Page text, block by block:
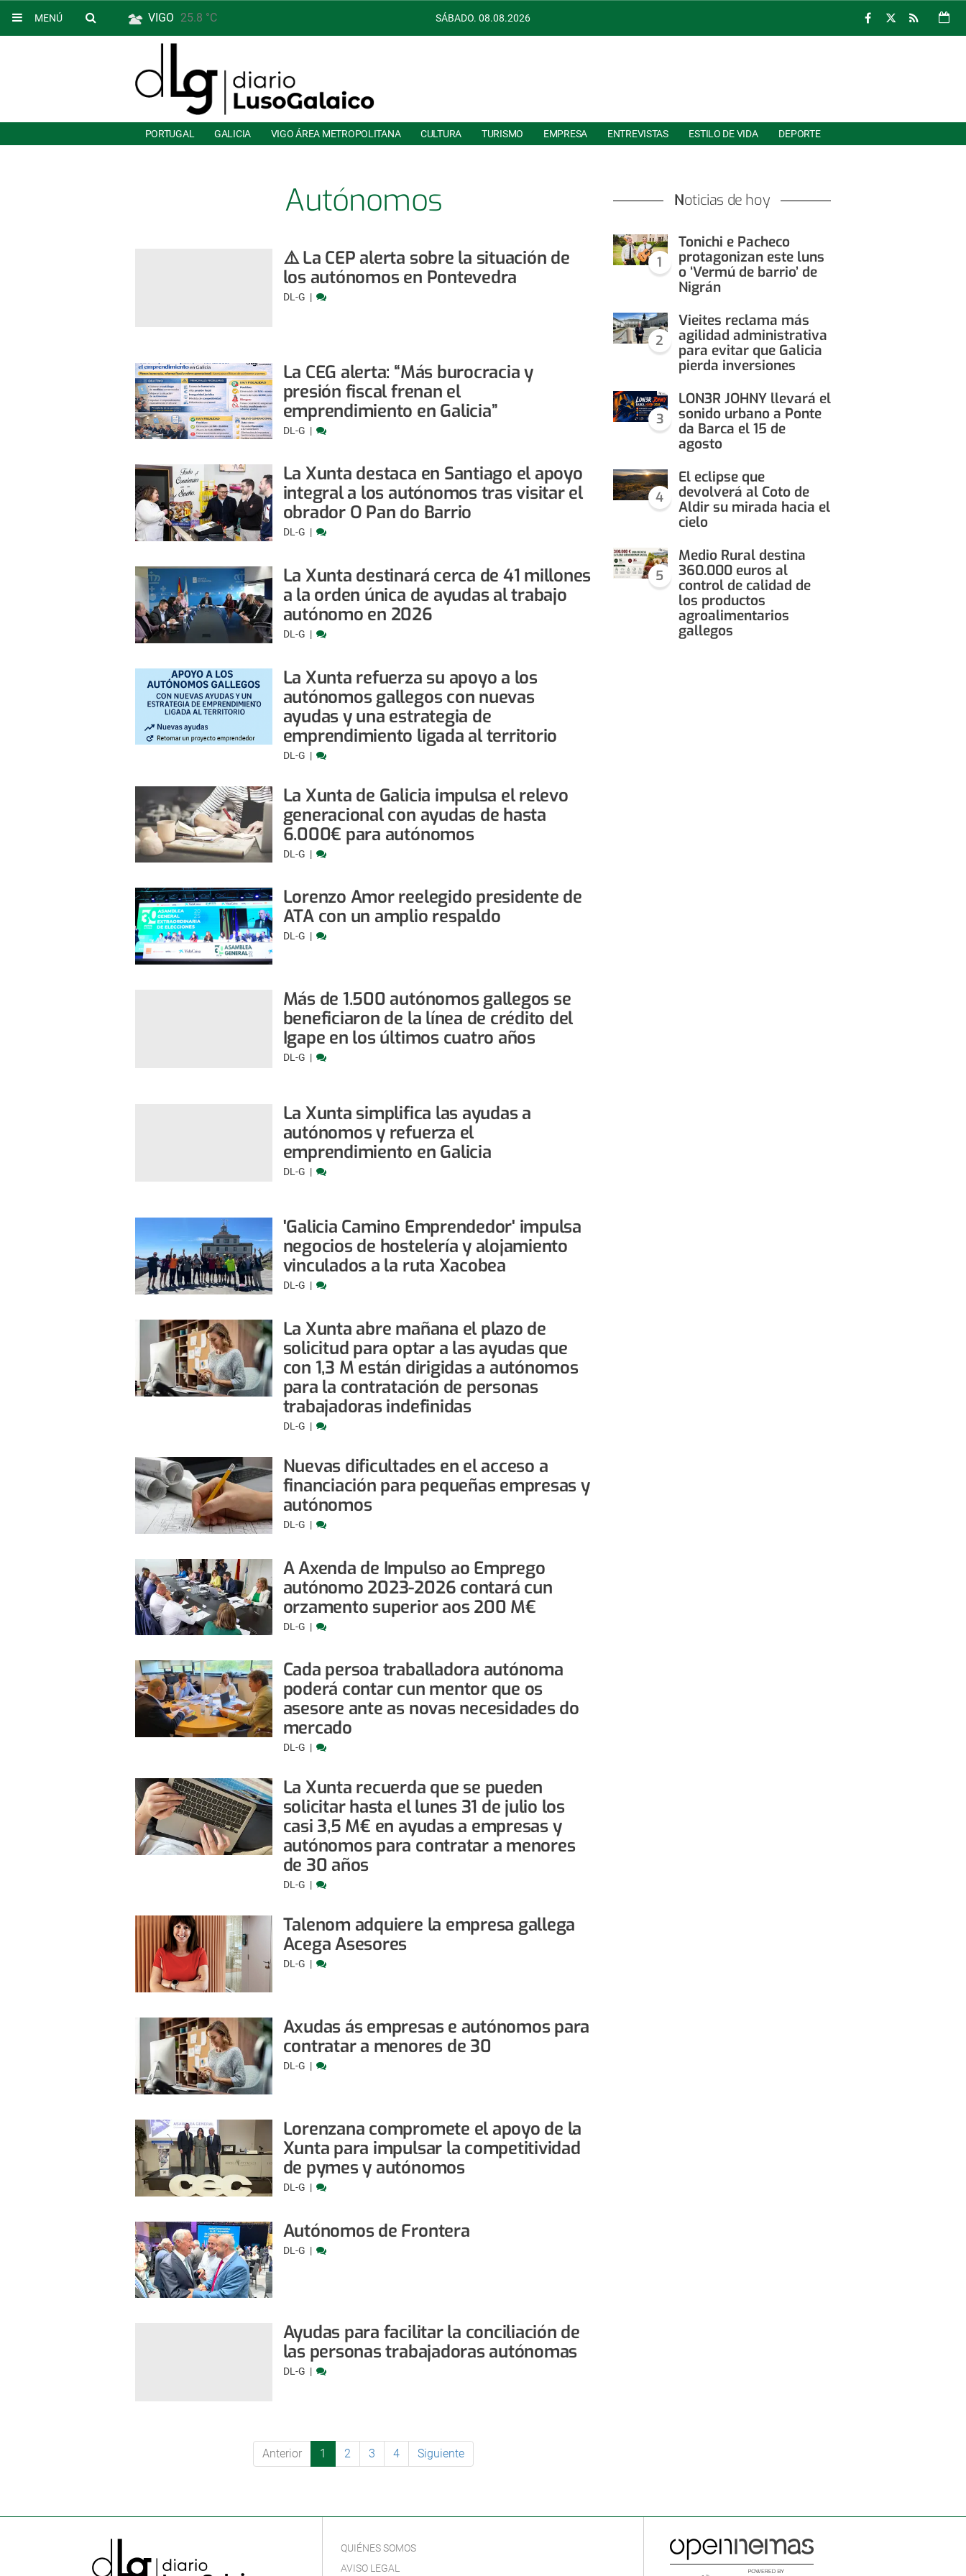
MENÚ VIGO 25.8 °C SÁBADO. 08.08.2026
PORTUGAL GALICIA VIGO ÁREA METROPOLITANA CULTURA TURISMO EMPRESA ENTREVISTAS ESTILO DE VIDA DEPORTE
Autónomos
⚠️ La CEP alerta sobre la situación de
los autónomos en Pontevedra
DL-G
La CEG alerta: “Más burocracia y
presión fiscal frenan el
emprendimiento en Galicia”
DL-G
La Xunta destaca en Santiago el apoyo
integral a los autónomos tras visitar el
obrador O Pan do Barrio
DL-G
La Xunta destinará cerca de 41 millones
a la orden única de ayudas al trabajo
autónomo en 2026
DL-G
La Xunta refuerza su apoyo a los
autónomos gallegos con nuevas
ayudas y una estrategia de
emprendimiento ligada al territorio
DL-G
La Xunta de Galicia impulsa el relevo
generacional con ayudas de hasta
6.000€ para autónomos
DL-G
Lorenzo Amor reelegido presidente de
ATA con un amplio respaldo
DL-G
Más de 1.500 autónomos gallegos se
beneficiaron de la línea de crédito del
Igape en los últimos cuatro años
DL-G
La Xunta simplifica las ayudas a
autónomos y refuerza el
emprendimiento en Galicia
DL-G
'Galicia Camino Emprendedor' impulsa
negocios de hostelería y alojamiento
vinculados a la ruta Xacobea
DL-G
La Xunta abre mañana el plazo de
solicitud para optar a las ayudas que
con 1,3 M están dirigidas a autónomos
para la contratación de personas
trabajadoras indefinidas
DL-G
Nuevas dificultades en el acceso a
financiación para pequeñas empresas y
autónomos
DL-G
A Axenda de Impulso ao Emprego
autónomo 2023-2026 contará cun
orzamento superior aos 200 M€
DL-G
Cada persoa traballadora autónoma
poderá contar cun mentor que os
asesore ante as novas necesidades do
mercado
DL-G
La Xunta recuerda que se pueden
solicitar hasta el lunes 31 de julio los
casi 3,5 M€ en ayudas a empresas y
autónomos para contratar a menores
de 30 años
DL-G
Talenom adquiere la empresa gallega
Acega Asesores
DL-G
Axudas ás empresas e autónomos para
contratar a menores de 30
DL-G
Lorenzana compromete el apoyo de la
Xunta para impulsar la competitividad
de pymes y autónomos
DL-G
Autónomos de Frontera
DL-G
Ayudas para facilitar la conciliación de
las personas trabajadoras autónomas
DL-G
Anterior 1 2 3 4 Siguiente
Noticias de hoy
1
Tonichi e Pacheco
protagonizan este luns
o ‘Vermú de barrio’ de
Nigrán
2
Vieites reclama más
agilidad administrativa
para evitar que Galicia
pierda inversiones
3
LON3R JOHNY llevará el
sonido urbano a Ponte
da Barca el 15 de
agosto
4
El eclipse que
devolverá al Coto de
Aldir su mirada hacia el
cielo
5
Medio Rural destina
360.000 euros al
control de calidad de
los productos
agroalimentarios
gallegos
QUIÉNES SOMOS
AVISO LEGAL